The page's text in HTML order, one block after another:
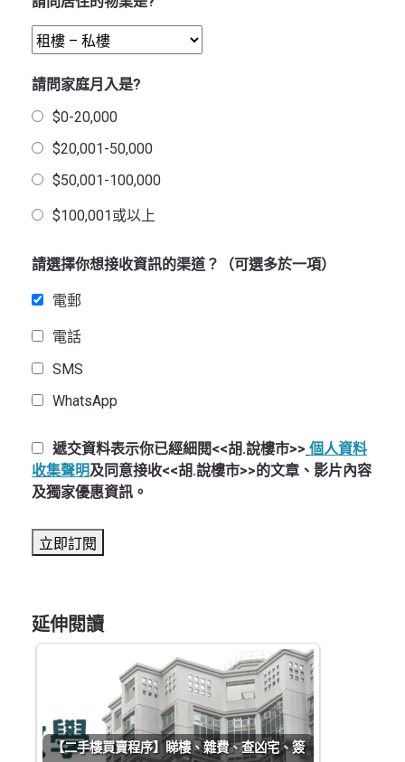
請問家庭月入是?
$0-20,000
$20,001-50,000
$50,001-100,000
$100,001或以上
請選擇你想接收資訊的渠道？（可選多於一項）
電郵
電話
SMS
WhatsApp
遞交資料表示你已經細閱<<胡.說樓市>> 個人資料
收集聲明及同意接收<<胡.說樓市>>的文章、影片內容
及獨家優惠資訊。
延伸閱讀
【二手樓買賣程序】睇樓、雜費、查凶宅、簽